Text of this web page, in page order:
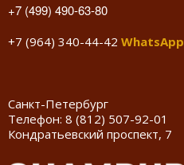
+7 (499) 490-63-80
+7 (964) 340-44-42 WhatsApp
Санкт-Петербург
Телефон: 8 (812) 507-92-01
Кондратьевский проспект, 7